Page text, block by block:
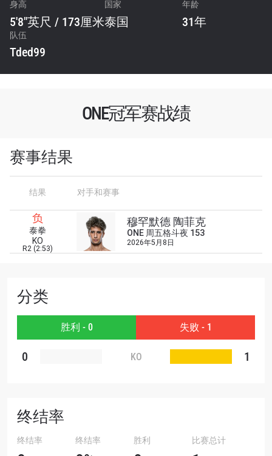
身高
5'8"英尺 / 173厘米
国家
泰国
年龄
31年
队伍
Tded99
ONE冠军赛战绩
赛事结果
结果 对手和赛事
负
泰拳
KO
R2 (2:53)
穆罕默德 陶菲克
ONE 周五格斗夜 153
2026年5月8日
分类
胜利 - 0 失败 - 1
0 KO 1
终结率
终结率 终结率 胜利 比赛总计
查看集锦
在任何地域观看ONE冠军赛，现在注册获得权限了
解最新资讯、解锁特别福利以及优先机遇获得直播
场次的最佳座位！
邮箱
名字
订阅